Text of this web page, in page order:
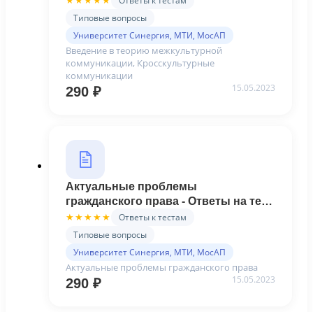
Синергия
Типовые вопросы
Университет Синергия, МТИ, МосАП
Введение в теорию межкультурной
коммуникации, Кросскультурные
коммуникации
290 ₽ 15.05.2023
Актуальные проблемы
гражданского права - Ответы на тест
Синергия
★★★★★
Ответы к тестам
Типовые вопросы
Университет Синергия, МТИ, МосАП
Актуальные проблемы гражданского права
290 ₽ 15.05.2023